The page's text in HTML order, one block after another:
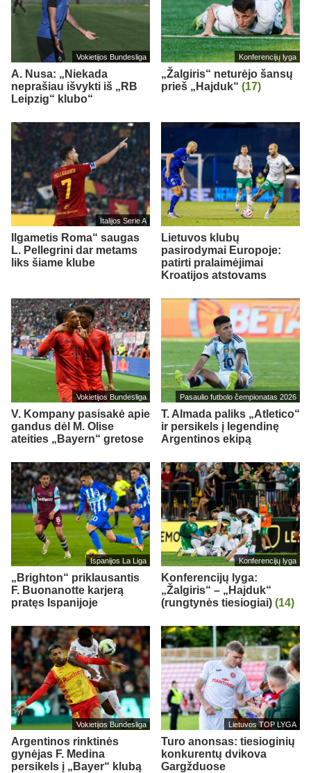
Vokietijos Bundesliga
A. Nusa: „Niekada
neprašiau išvykti iš „RB
Leipzig“ klubo“
Konferencijų lyga
„Žalgiris“ neturėjo šansų
prieš „Hajduk“ (17)
Italijos Serie A
Ilgametis Roma“ saugas
L. Pellegrini dar metams
liks šiame klube
Lietuvos klubų
pasirodymai Europoje:
patirti pralaimėjimai
Kroatijos atstovams
Vokietijos Bundesliga
V. Kompany pasisakė apie
gandus dėl M. Olise
ateities „Bayern“ gretose
Pasaulio futbolo čempionatas 2026
T. Almada paliks „Atletico“
ir persikels į legendinę
Argentinos ekipą
Ispanijos La Liga
„Brighton“ priklausantis
F. Buonanotte karjerą
pratęs Ispanijoje
Konferencijų lyga
Konferencijų lyga:
„Žalgiris“ – „Hajduk“
(rungtynės tiesiogiai) (14)
Vokietijos Bundesliga
Argentinos rinktinės
gynėjas F. Medina
persikels į „Bayer“ klubą
Lietuvos TOP LYGA
Turo anonsas: tiesioginių
konkurentų dvikova
Gargžduose